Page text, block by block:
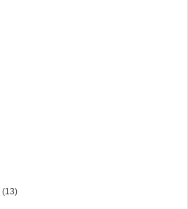
(13)